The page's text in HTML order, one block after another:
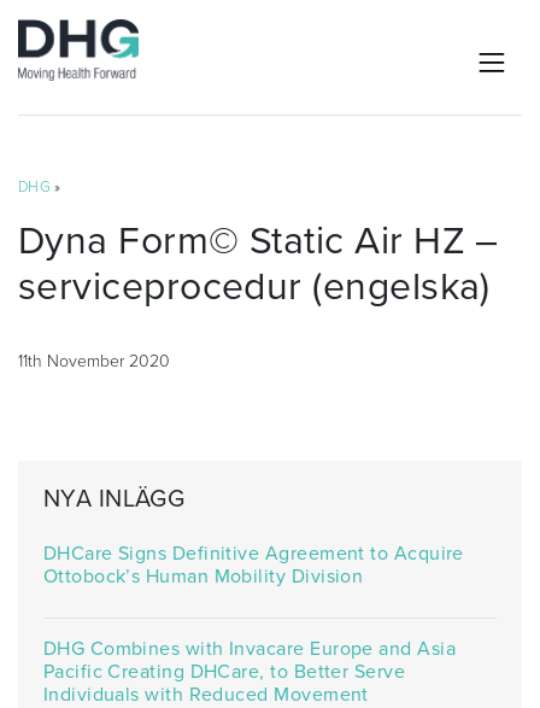
DHG »
Dyna Form© Static Air HZ –
serviceprocedur (engelska)
11th November 2020
NYA INLÄGG
DHCare Signs Definitive Agreement to Acquire
Ottobock’s Human Mobility Division
DHG Combines with Invacare Europe and Asia
Pacific Creating DHCare, to Better Serve
Individuals with Reduced Movement